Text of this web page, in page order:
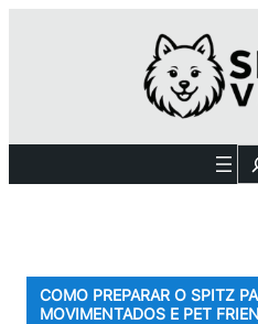
COMO PREPARAR O SPITZ
MOVIMENTADOS E PET